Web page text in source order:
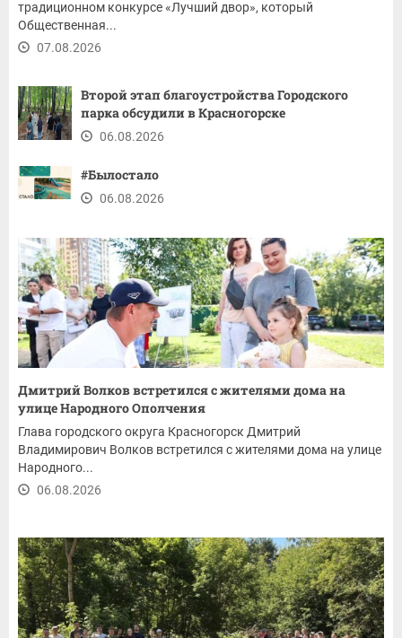
традиционном конкурсе «Лучший двор», который
Общественная...
07.08.2026
Второй этап благоустройства Городского
парка обсудили в Красногорске
06.08.2026
#Былостало
06.08.2026
Дмитрий Волков встретился с жителями дома на
улице Народного Ополчения
Глава городского округа Красногорск Дмитрий
Владимирович Волков встретился с жителями дома на улице
Народного...
06.08.2026